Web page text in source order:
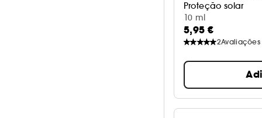
Proteção solar
10 ml
5,95 €
2Avaliações